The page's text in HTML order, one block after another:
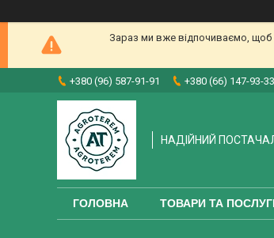
Зараз ми вже відпочиваємо,
+380 (96) 587-91-91 +380 (66) 147-93-33
НАДІЙНИЙ
ГОЛОВНА ТОВАРИ ТА